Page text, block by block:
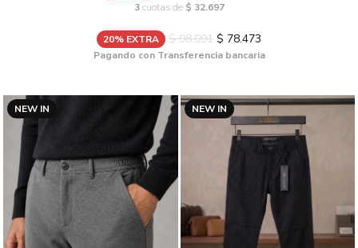
3cuotas de $ 32.697
20% EXTRA $ 98.091 $ 78.473
Pagando con Transferencia bancaria
NEW IN NEW IN